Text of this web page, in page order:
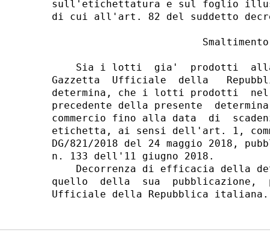
sull'etichettatura e sul foglio
di cui all'art. 82 del suddetto
Sia i lotti  gia'  prodotti
Gazzetta  Ufficiale  della
determina, che i lotti prodotti
precedente della presente
commercio fino alla data  di
etichetta, ai sensi dell'art. 1,
DG/821/2018 del 24 maggio 2018,
n. 133 dell'11 giugno 2018.
Decorrenza di efficacia della
quello  della  sua